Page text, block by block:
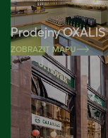
Prodejny OXALIS
ZOBRAZIT MAPU